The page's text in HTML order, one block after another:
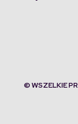
© WSZELKIE